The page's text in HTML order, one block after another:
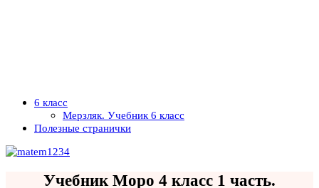
6 класс
Мерзляк. Учебник 6 класс
Полезные странички
Учебник Моро 4 класс 1 часть.